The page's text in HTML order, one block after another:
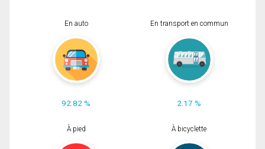
En auto
92.82 %
En transport en commun
2.17 %
À pied À bicyclette